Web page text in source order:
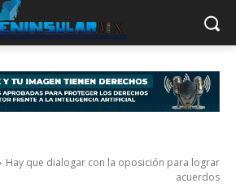
Hay que dialogar con la oposición para lograr
acuerdos